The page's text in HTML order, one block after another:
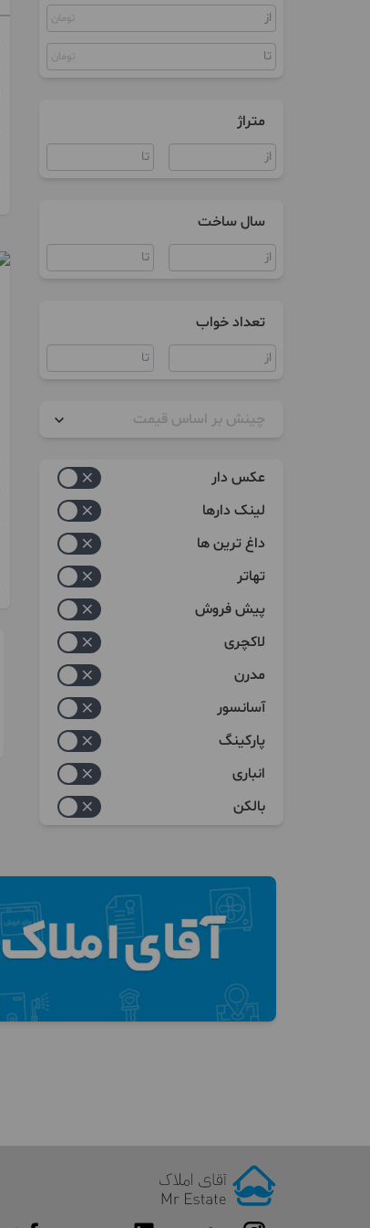
تومان
تومان
متراژ
سال ساخت
تعداد خواب
چینش بر اساس قیمت
عکس دار
لینک دارها
داغ ترین ها
تهاتر
پیش فروش
لاکچری
مدرن
آسانسور
پارکینگ
انباری
بالکن